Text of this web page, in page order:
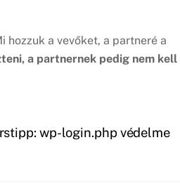
a vevőket, a partneré a
a partnernek pedig nem kell
wp-login.php védelme